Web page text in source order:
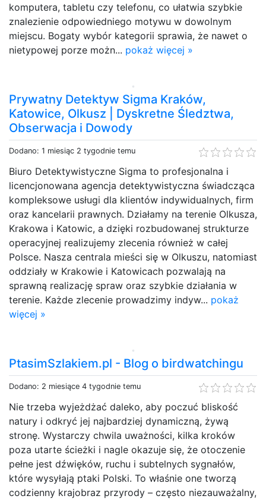
komputera, tabletu czy telefonu, co ułatwia szybkie
znalezienie odpowiedniego motywu w dowolnym
miejscu. Bogaty wybór kategorii sprawia, że nawet o
nietypowej porze możn... pokaż więcej »
Prywatny Detektyw Sigma Kraków,
Katowice, Olkusz | Dyskretne Śledztwa,
Obserwacja i Dowody
Dodano: 1 miesiąc 2 tygodnie temu
Biuro Detektywistyczne Sigma to profesjonalna i
licencjonowana agencja detektywistyczna świadcząca
kompleksowe usługi dla klientów indywidualnych, firm
oraz kancelarii prawnych. Działamy na terenie Olkusza,
Krakowa i Katowic, a dzięki rozbudowanej strukturze
operacyjnej realizujemy zlecenia również w całej
Polsce. Nasza centrala mieści się w Olkuszu, natomiast
oddziały w Krakowie i Katowicach pozwalają na
sprawną realizację spraw oraz szybkie działania w
terenie. Każde zlecenie prowadzimy indyw... pokaż
więcej »
PtasimSzlakiem.pl - Blog o birdwatchingu
Dodano: 2 miesiące 4 tygodnie temu
Nie trzeba wyjeżdżać daleko, aby poczuć bliskość
natury i odkryć jej najbardziej dynamiczną, żywą
stronę. Wystarczy chwila uważności, kilka kroków
poza utarte ścieżki i nagle okazuje się, że otoczenie
pełne jest dźwięków, ruchu i subtelnych sygnałów,
które wysyłają ptaki Polski. To właśnie one tworzą
codzienny krajobraz przyrody – często niezauważalny,